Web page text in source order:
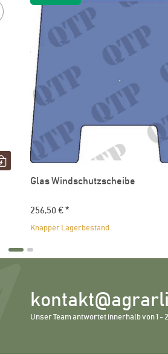
Glas Windschutzscheibe
256,50 € *
Knapper Lagerbestand
Unser Team antwortet innerhalb von 1 -